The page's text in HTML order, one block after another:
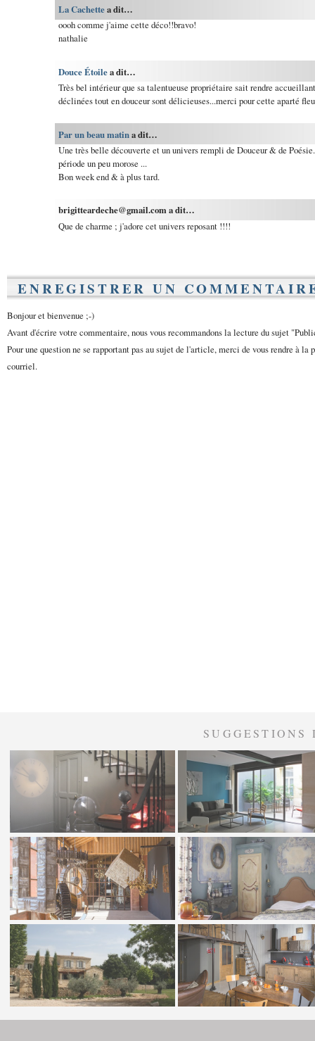
La Cachettea dit…
oooh comme j'aime cette déco!!bravo!
nathalie
Douce Étoilea dit…
Très bel intérieur que sa talentueuse propriétaire sait rendre
déclinées tout en douceur sont délicieuses...merci pour cette aparté
Par un beau matina dit…
Une très belle découverte et un univers rempli de Douceur & de
période un peu morose ...
Bon week end & à plus tard.
brigitteardeche@gmail.com a dit…
Que de charme ; j'adore cet univers reposant !!!!
ENREGISTRER UN
Bonjour et bienvenue ;-)
Avant d'écrire votre commentaire, nous vous recommandons la lecture du sujet
Pour une question ne se rapportant pas au sujet de l'article, merci de vous rendre à la
courriel.